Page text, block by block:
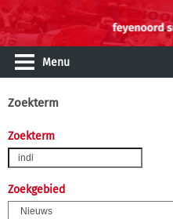
Menu
Zoekterm
Zoekterm
Zoekgebied